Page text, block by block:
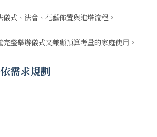
式、法會、花藝佈置與進塔流程。
整舉辦儀式又兼顧預算考量的家庭使用。
需求規劃